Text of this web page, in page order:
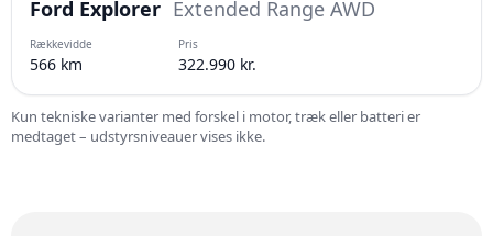
Ford Explorer Extended Range AWD
Rækkevidde
566 km
Pris
322.990 kr.
Kun tekniske varianter med forskel i motor, træk eller batteri er
medtaget – udstyrsniveauer vises ikke.